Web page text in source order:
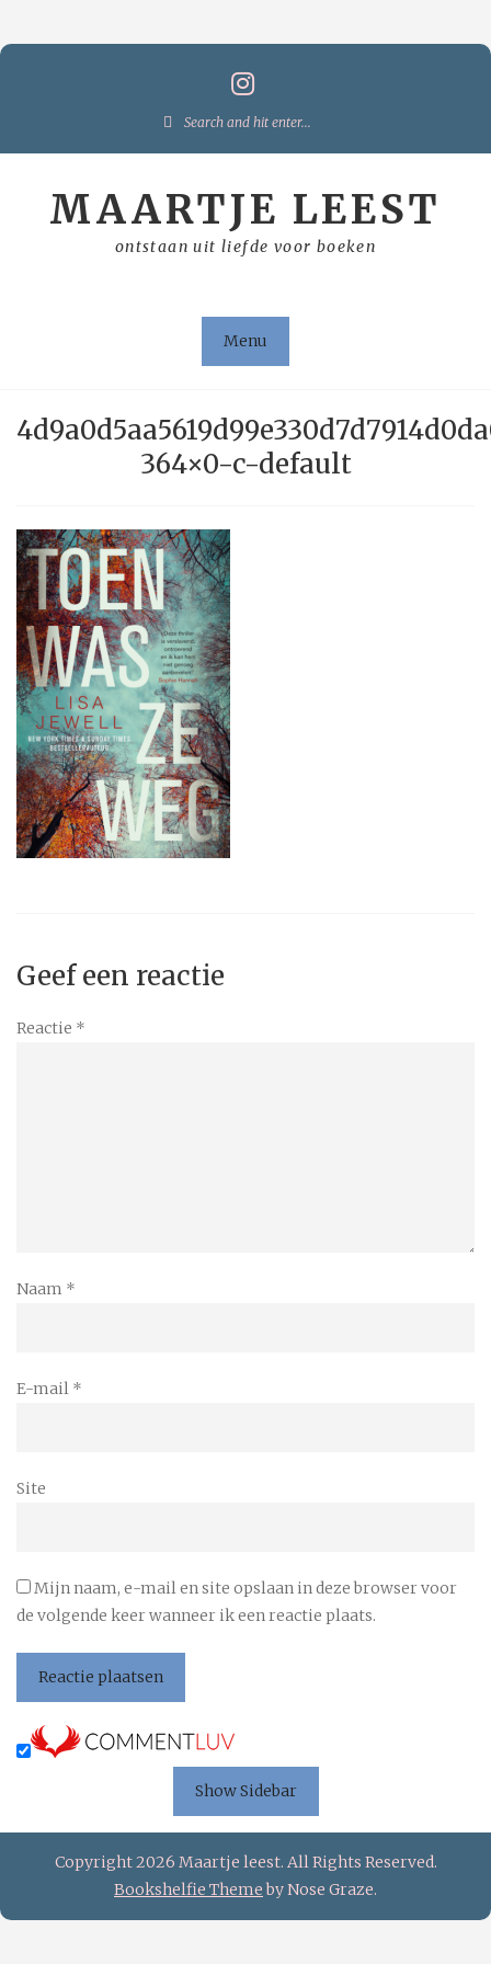
Search
MAARTJE LEEST
ontstaan uit liefde voor boeken
Menu
364×0-c-default
Geef een reactie
Reactie *
Naam *
E-mail *
Site
Mijn naam, e-mail en site opslaan in deze browser voor
de volgende keer wanneer ik een reactie plaats.
Show Sidebar
Copyright 2026 Maartje leest. All Rights Reserved.
Bookshelfie Themeby Nose Graze.